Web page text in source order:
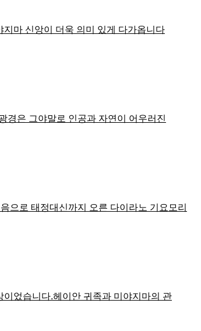
마 신앙이 더욱 의미 있게 다가옵니다
경은 그야말로 인공과 자연이 어우러진
으로 태정대신까지 오른 다이라노 기요모리
었습니다.헤이안 귀족과 미야지마의 관